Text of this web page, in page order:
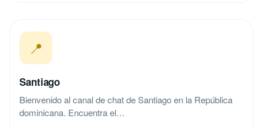
📍
Santiago
Bienvenido al canal de chat de Santiago en la República
dominicana. Encuentra el…